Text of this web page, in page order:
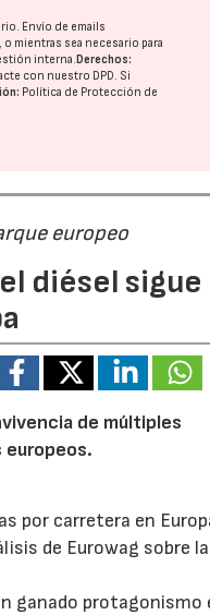
Envío de emails
mientras sea necesario para
interna. Derechos:
con nuestro DPD. Si
Política de Protección de
europeo
diésel sigue
de múltiples
europeos.
por carretera en
de Eurowag sobre la
ganado protagonismo